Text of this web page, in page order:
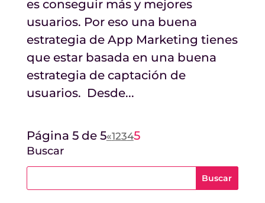
es conseguir más y mejores
usuarios. Por eso una buena
estrategia de App Marketing tienes
que estar basada en una buena
estrategia de captación de
usuarios. Desde...
Página 5 de 5«12345
Buscar